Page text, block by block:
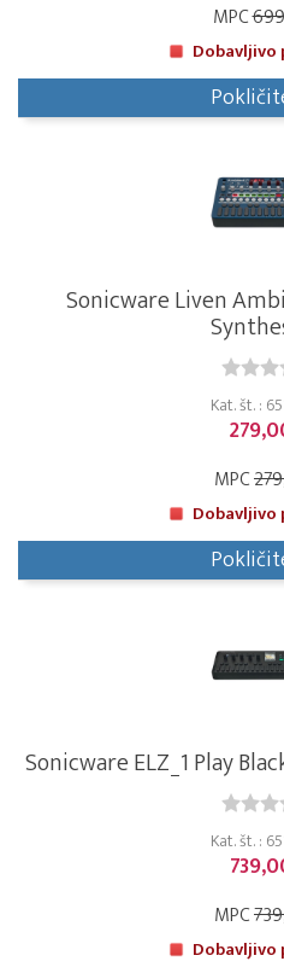
MPC
Sonicware Liven
Kat. št. :
MPC
Sonicware ELZ_1 Play
Kat. št. :
MPC